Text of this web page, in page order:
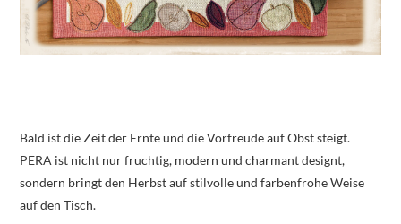
Bald ist die Zeit der Ernte und die Vorfreude auf Obst steigt.
PERA ist nicht nur fruchtig, modern und charmant designt,
sondern bringt den Herbst auf stilvolle und farbenfrohe Weise
auf den Tisch.